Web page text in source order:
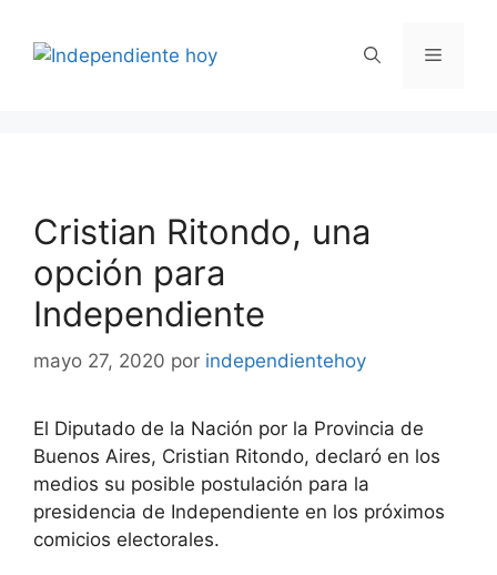
contenido
Menú
Cristian Ritondo, una
opción para
Independiente
mayo 27, 2020 por independientehoy
El Diputado de la Nación por la Provincia de
Buenos Aires, Cristian Ritondo, declaró en los
medios su posible postulación para la
presidencia de Independiente en los próximos
comicios electorales.